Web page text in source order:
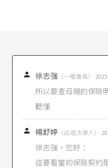
具有保險利益，向
保險法第17條：「
標的物無保險利益
保險法第16條
身體，有保險利益。
一、本人或其家屬。
三、債務人。
四、為本人管理財
 徐志強 （一般會員）
所以要查母親的保險
聽懂
 楊舒婷 （認證法律人）
徐志強，您好：
這要看當初保險契約